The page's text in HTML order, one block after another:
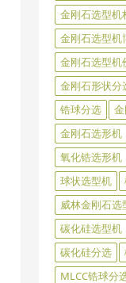
金刚石选型机
金刚石选型机
金刚石选型机
金刚石形状分
锆球分选
金刚石选形机
氧化锆选形机
球状选型机
威林金刚石选
碳化硅选型机
碳化硅分选
MLCC锆球分